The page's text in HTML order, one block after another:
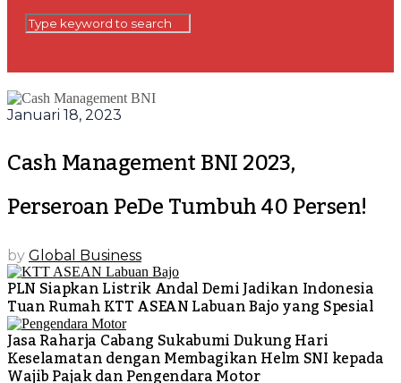
Januari 18, 2023
Cash Management BNI 2023,
Perseroan PeDe Tumbuh 40 Persen!
by Global Business
PLN Siapkan Listrik Andal Demi Jadikan Indonesia
Tuan Rumah KTT ASEAN Labuan Bajo yang Spesial
Jasa Raharja Cabang Sukabumi Dukung Hari
Keselamatan dengan Membagikan Helm SNI kepada
Wajib Pajak dan Pengendara Motor